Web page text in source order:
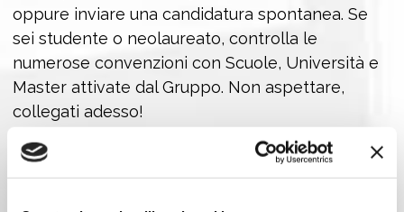
oppure inviare una candidatura spontanea. Se
sei studente o neolaureato, controlla le
numerose convenzioni con Scuole, Università e
Master attivate dal Gruppo. Non aspettare,
collegati adesso!
LAVORA NEL GRUPPO HERA